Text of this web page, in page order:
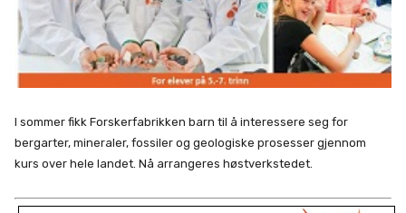
I sommer fikk Forskerfabrikken barn til å interessere seg for
bergarter, mineraler, fossiler og geologiske prosesser gjennom
kurs over hele landet. Nå arrangeres høstverkstedet.